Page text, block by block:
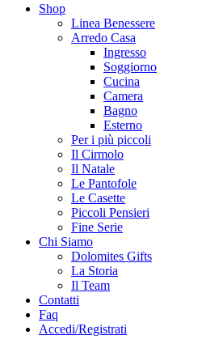
Shop
Linea Benessere
Arredo Casa
Ingresso
Soggiorno
Cucina
Camera
Bagno
Esterno
Per i più piccoli
Il Cirmolo
Il Natale
Le Pantofole
Le Casette
Piccoli Pensieri
Fine Serie
Chi Siamo
Dolomites Gifts
La Storia
Il Team
Contatti
Faq
Accedi/Registrati